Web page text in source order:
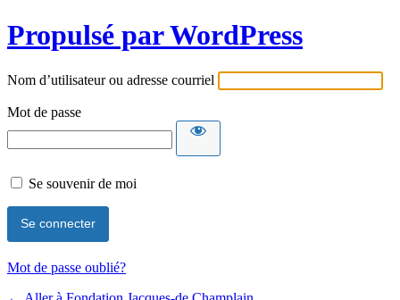
Propulsé par WordPress
Nom d’utilisateur ou adresse courriel
Mot de passe
Se souvenir de moi
Mot de passe oublié?